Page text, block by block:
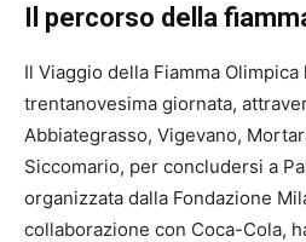
Il percorso della
Il Viaggio della Fiamma
trentanovesima giornata,
Abbiategrasso, Vigevano,
Siccomario, per concludersi a
organizzata dalla Fondazione
collaborazione con Coca-Cola,